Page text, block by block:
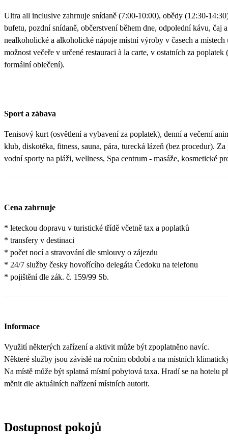
Ultra all inclusive zahrnuje snídaně (7:00-10:00), obědy (12:30-
bufetu, pozdní snídaně, občerstvení během dne, odpolední kávu, čaj
nealkoholické a alkoholické nápoje místní výroby v časech a
možnost večeře v určené restauraci à la carte, v ostatních za poplatek
formální oblečení).
Sport a zábava
Tenisový kurt (osvětlení a vybavení za poplatek), denní a večerní
klub, diskotéka, fitness, sauna, pára, turecká lázeň (bez procedur).
vodní sporty na pláži, wellness, Spa centrum - masáže, kosmetické
Cena zahrnuje
* leteckou dopravu v turistické třídě včetně tax a poplatků
* transfery v destinaci
* počet nocí a stravování dle smlouvy o zájezdu
* 24/7 služby česky hovořícího delegáta Čedoku na telefonu
* pojištění dle zák. č. 159/99 Sb.
Informace
Využití některých zařízení a aktivit může být zpoplatněno navíc.
Některé služby jsou závislé na ročním období a na místních
Na místě může být splatná místní pobytová taxa. Hradí se na hotelu
měnit dle aktuálních nařízení místních autorit.
Dostupnost pokojů